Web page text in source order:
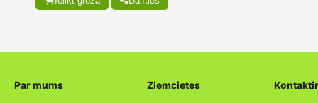
Par mums Ziemcietes